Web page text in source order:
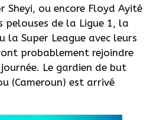
Sheyi, ou encore Floyd Ayité
pelouses de la Ligue 1, la
la Super League avec leurs
probablement rejoindre
Le gardien de but
(Cameroun) est arrivé